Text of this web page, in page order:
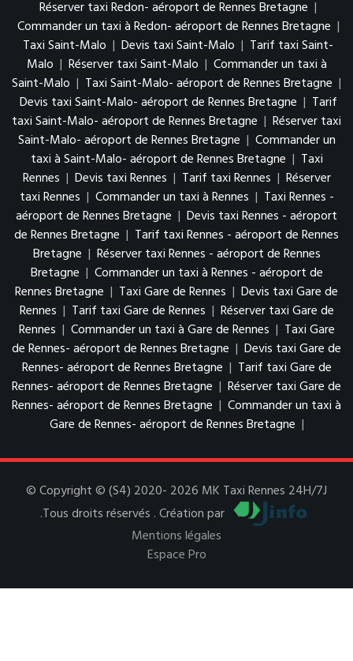
Réserver taxi Redon- aéroport de Rennes Bretagne |
Commander un taxi à Redon- aéroport de Rennes Bretagne |
Taxi Saint-Malo | Devis taxi Saint-Malo | Tarif taxi Saint-
Malo | Réserver taxi Saint-Malo | Commander un taxi à
Saint-Malo | Taxi Saint-Malo- aéroport de Rennes Bretagne |
Devis taxi Saint-Malo- aéroport de Rennes Bretagne | Tarif
taxi Saint-Malo- aéroport de Rennes Bretagne | Réserver taxi
Saint-Malo- aéroport de Rennes Bretagne | Commander un
taxi à Saint-Malo- aéroport de Rennes Bretagne | Taxi
Rennes | Devis taxi Rennes | Tarif taxi Rennes | Réserver
taxi Rennes | Commander un taxi à Rennes | Taxi Rennes -
aéroport de Rennes Bretagne | Devis taxi Rennes - aéroport
de Rennes Bretagne | Tarif taxi Rennes - aéroport de Rennes
Bretagne | Réserver taxi Rennes - aéroport de Rennes
Bretagne | Commander un taxi à Rennes - aéroport de
Rennes Bretagne | Taxi Gare de Rennes | Devis taxi Gare de
Rennes | Tarif taxi Gare de Rennes | Réserver taxi Gare de
Rennes | Commander un taxi à Gare de Rennes | Taxi Gare
de Rennes- aéroport de Rennes Bretagne | Devis taxi Gare de
Rennes- aéroport de Rennes Bretagne | Tarif taxi Gare de
Rennes- aéroport de Rennes Bretagne | Réserver taxi Gare de
Rennes- aéroport de Rennes Bretagne | Commander un taxi à
Gare de Rennes- aéroport de Rennes Bretagne |
© Copyright © (S4) 2020- 2026 MK Taxi Rennes 24H/7J
.Tous droits réservés . Création par
Mentions légales
Espace Pro